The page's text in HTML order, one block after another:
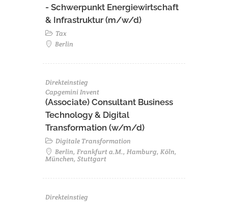
- Schwerpunkt Energiewirtschaft
& Infrastruktur (m/w/d)
Tax
Berlin
Direkteinstieg
Capgemini Invent
(Associate) Consultant Business
Technology & Digital
Transformation (w/m/d)
Digitale Transformation
Berlin, Frankfurt a.M., Hamburg, Köln,
München, Stuttgart
Direkteinstieg